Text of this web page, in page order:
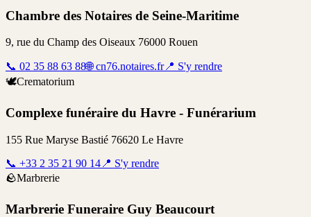
Chambre des Notaires de Seine-Maritime
9, rue du Champ des Oiseaux 76000 Rouen
📞 02 35 88 63 88🌐 cn76.notaires.fr📍 S'y rendre
🕊️Crematorium
Complexe funéraire du Havre - Funérarium
155 Rue Maryse Bastié 76620 Le Havre
📞 +33 2 35 21 90 14 📍 S'y rendre
🪨Marbrerie
Marbrerie Funeraire Guy Beaucourt